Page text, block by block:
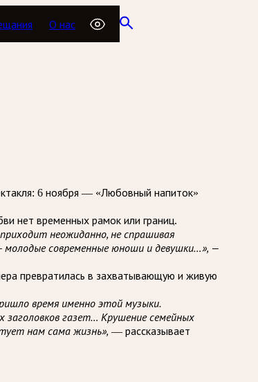
О нас
6 ноября — «Любовный напиток»
нет временных рамок или границ.
неожиданно, не спрашивая
молодые современные юноши и девушки…», —
превратилась в захватывающую и живую
время именно этой музыки.
газет… Крушение семейных
нам сама жизнь», — рассказывает